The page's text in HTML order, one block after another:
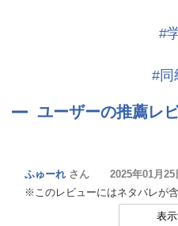
#
#同
ユーザーの推薦レ
ふゅーれ さん 2025年01月25
※このレビューにはネタバレが含
表